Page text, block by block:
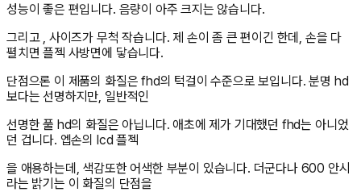
성능이 좋은 편입니다. 음량이 아주 크지는 않습니다.
그리고 , 사이즈가 무척 작습니다. 제 손이 좀 큰 편이긴 한데, 손을 다
펼치면 플젝 사방면에 닿습니다.
단점으론 이 제품의 화질은 fhd의 턱걸이 수준으로 보입니다. 분명 hd
보다는 선명하지만, 일반적인
선명한 풀 hd의 화질은 아닙니다. 애초에 제가 기대했던 fhd는 아니었
던 겁니다. 엡손의 lcd 플젝
을 애용하는데, 색감또한 어색한 부분이 있습니다. 더군다나 600 안시
라는 밝기는 이 화질의 단점을